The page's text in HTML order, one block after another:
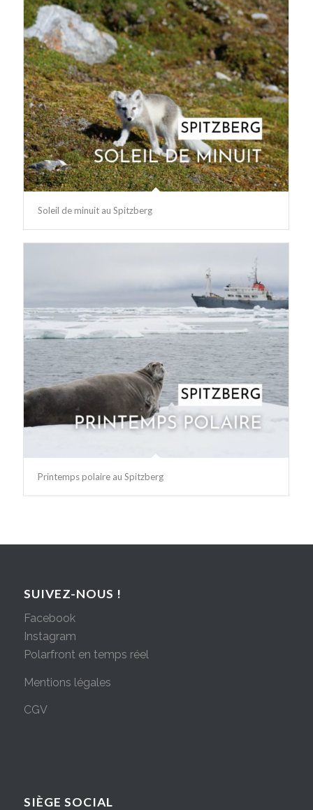
Soleil de minuit au Spitzberg
Printemps polaire au Spitzberg
SUIVEZ-NOUS !
Facebook
Instagram
Polarfront en temps réel
Mentions légales
CGV
SIÈGE SOCIAL